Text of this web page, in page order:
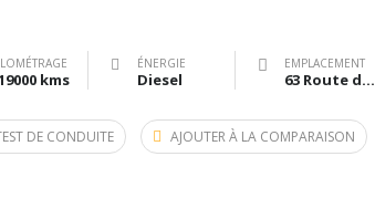
kms
ÉNERGIE
Diesel
EMPLACEMENT
63 Route de Bazas, Langon, France
DE CONDUITE AJOUTER À LA COMPARAISON